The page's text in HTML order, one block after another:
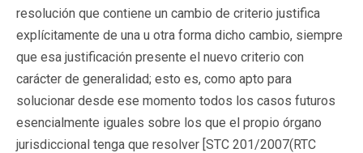
resolución que contiene un cambio de criterio justifica
explícitamente de una u otra forma dicho cambio, siempre
que esa justificación presente el nuevo criterio con
carácter de generalidad; esto es, como apto para
solucionar desde ese momento todos los casos futuros
esencialmente iguales sobre los que el propio órgano
jurisdiccional tenga que resolver [STC 201/2007(RTC